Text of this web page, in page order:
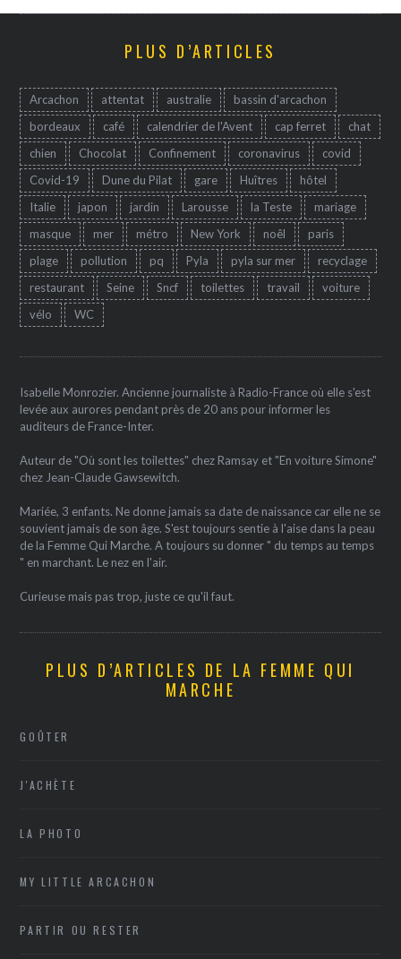
PLUS D’ARTICLES
Arcachon attentat australie
bassin d'arcachon
bordeaux
café calendrier de l'Avent cap ferret
chat
chien
Chocolat Confinement coronavirus
covid
Covid-19
Dune du Pilat gare Huîtres
hôtel
Italie
japon jardin Larousse la Teste
mariage
masque
mer métro New York noêl
paris
plage
pollution pq Pyla pyla sur mer
recyclage
restaurant
Seine Sncf toilettes travail
voiture
vélo
WC
Isabelle Monrozier. Ancienne journaliste à Radio-France où elle s'est
levée aux aurores pendant près de 20 ans pour informer les
auditeurs de France-Inter.
Auteur de "Où sont les toilettes" chez Ramsay et "En voiture Simone"
chez Jean-Claude Gawsewitch.
Mariée, 3 enfants. Ne donne jamais sa date de naissance car elle ne se
souvient jamais de son âge. S'est toujours sentie à l'aise dans la peau
de la Femme Qui Marche. A toujours su donner " du temps au temps
" en marchant. Le nez en l'air.
Curieuse mais pas trop, juste ce qu'il faut.
PLUS D’ARTICLES DE LA FEMME QUI
MARCHE
GOÛTER
J'ACHÈTE
LA PHOTO
MY LITTLE ARCACHON
PARTIR OU RESTER